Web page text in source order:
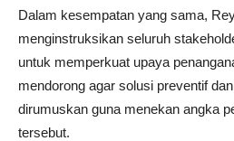
Dalam kesempatan yang sama,
menginstruksikan seluruh
untuk memperkuat upaya
mendorong agar solusi preventif
dirumuskan guna menekan angka
tersebut.